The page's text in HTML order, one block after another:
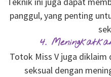
panggul, yang penting
4.
Totok Miss V juga
seksual dengan